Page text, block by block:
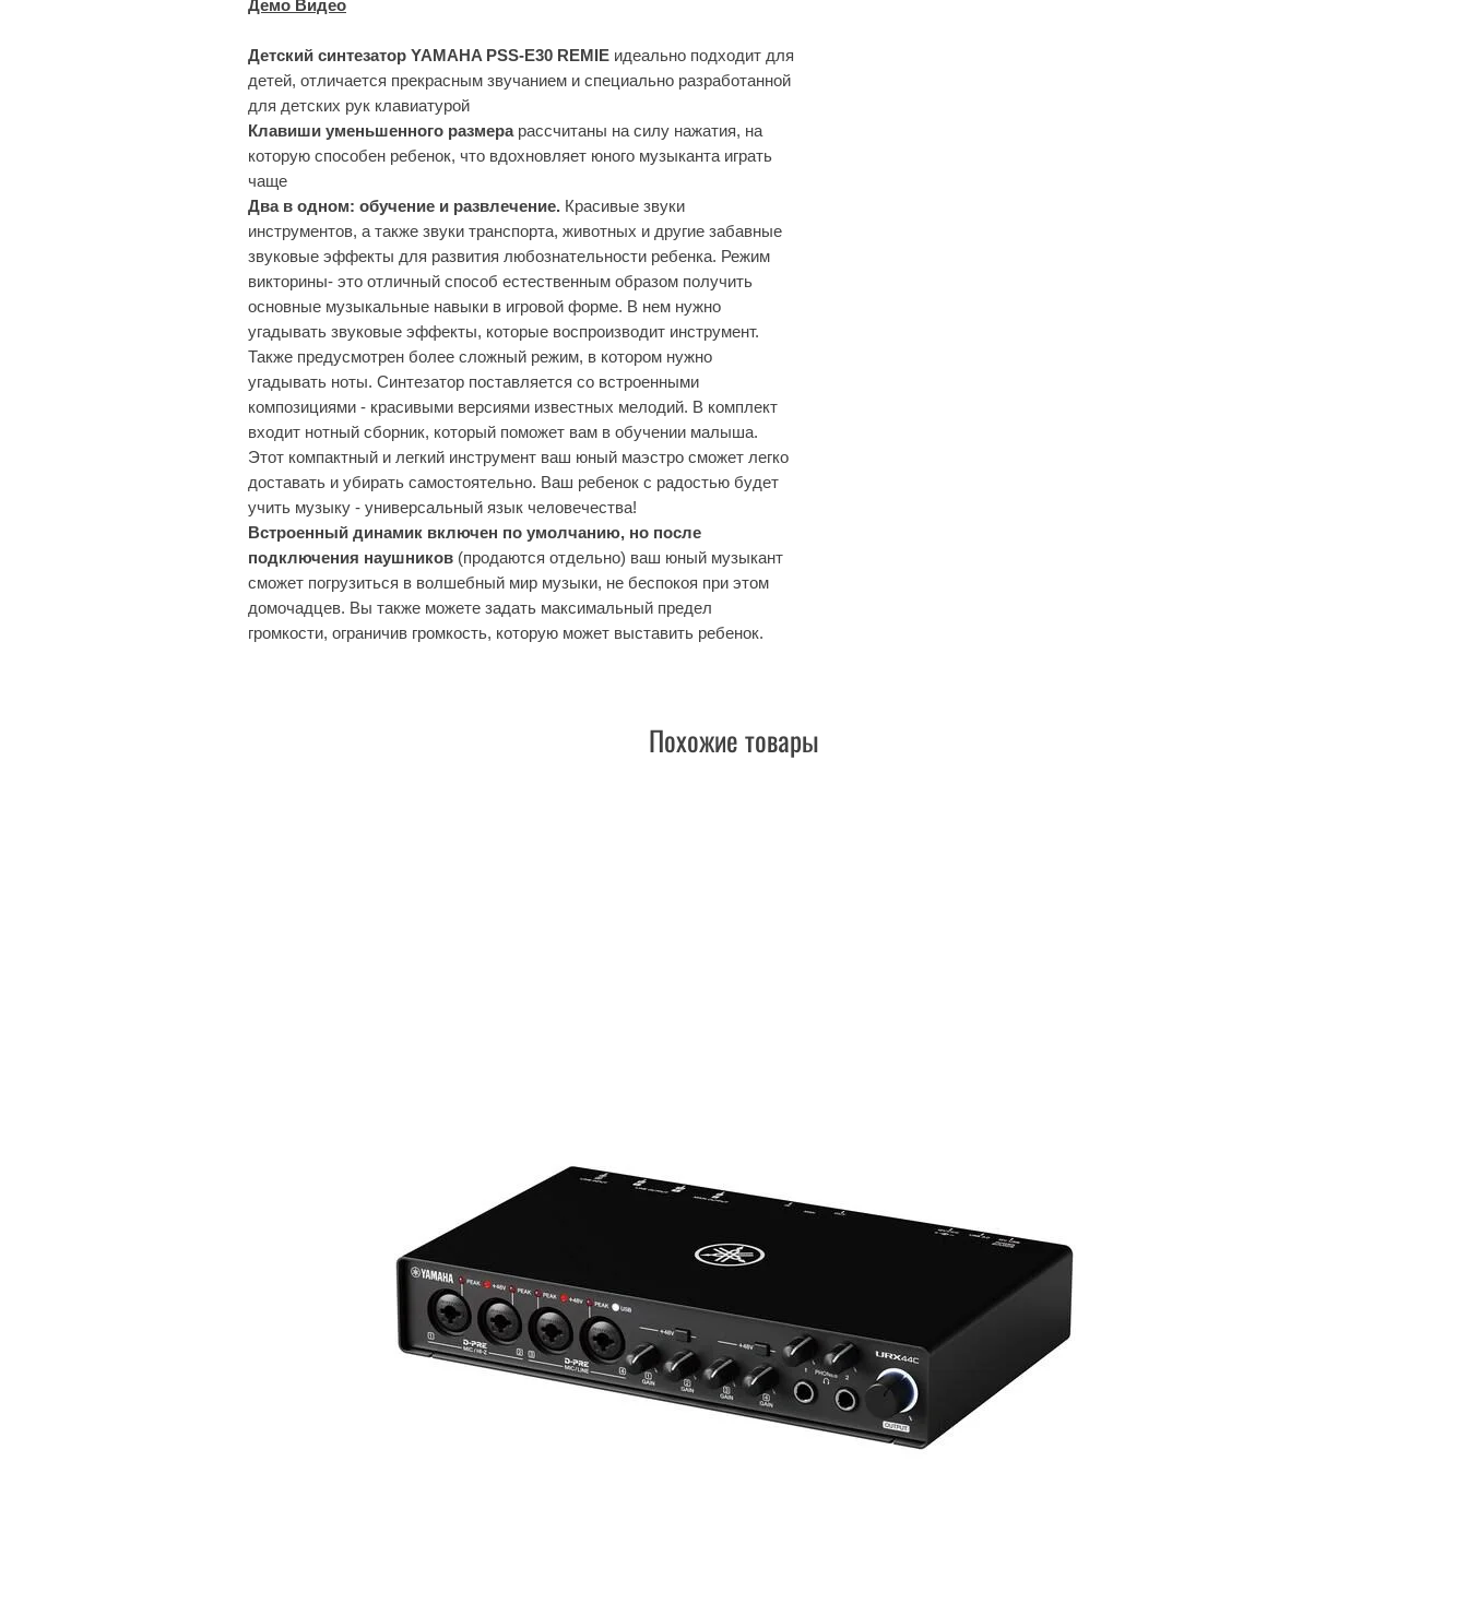
Демо Видео
Детский синтезатор YAMAHA PSS-E30 REMIE идеально подходит для
детей, отличается прекрасным звучанием и специально разработанной
для детских рук клавиатурой
Клавиши уменьшенного размерарассчитаны на силу нажатия, на
которую способен ребенок, что вдохновляет юного музыканта играть
чаще
Два в одном: обучение и развлечение. Красивые звуки
инструментов, а также звуки транспорта, животных и другие забавные
звуковые эффекты для развития любознательности ребенка. Режим
викторины- это отличный способ естественным образом получить
основные музыкальные навыки в игровой форме. В нем нужно
угадывать звуковые эффекты, которые воспроизводит инструмент.
Также предусмотрен более сложный режим, в котором нужно
угадывать ноты. Синтезатор поставляется со встроенными
композициями - красивыми версиями известных мелодий. В комплект
входит нотный сборник, который поможет вам в обучении малыша.
Этот компактный и легкий инструмент ваш юный маэстро сможет легко
доставать и убирать самостоятельно. Ваш ребенок с радостью будет
учить музыку - универсальный язык человечества!
Встроенный динамик включен по умолчанию, но после
подключения наушников (продаются отдельно) ваш юный музыкант
сможет погрузиться в волшебный мир музыки, не беспокоя при этом
домочадцев. Вы также можете задать максимальный предел
громкости, ограничив громкость, которую может выставить ребенок.
Похожие товары